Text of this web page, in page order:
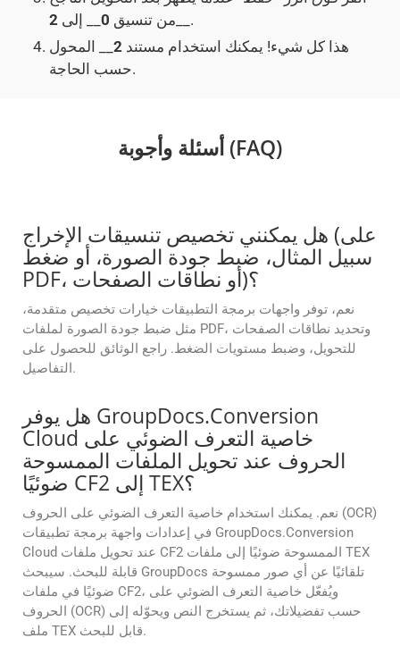
من تنسيق 0 __ إلى 2
__.
هذا كل شيء! يمكنك استخدام مستند 2 __ المحول
حسب الحاجة.
أسئلة وأجوبة (FAQ)
هل يمكنني تخصيص تنسيقات الإخراج (على
سبيل المثال، ضبط جودة الصورة، أو ضغط
PDF، أو نطاقات الصفحات)؟
نعم، توفر واجهات برمجة التطبيقات خيارات تخصيص متقدمة،
مثل ضبط جودة الصورة لملفات PDF، وتحديد نطاقات الصفحات
للتحويل، وضبط مستويات الضغط. راجع الوثائق للحصول على
التفاصيل.
هل يوفر GroupDocs.Conversion
Cloud خاصية التعرف الضوئي على
الحروف عند تحويل الملفات الممسوحة
ضوئيًا CF2 إلى TEX؟
نعم. يمكنك استخدام خاصية التعرف الضوئي على الحروف (OCR)
في إعدادات واجهة برمجة تطبيقات GroupDocs.Conversion
Cloud عند تحويل ملفات CF2 الممسوحة ضوئيًا إلى ملفات TEX
قابلة للبحث. سيبحث GroupDocs تلقائيًا عن أي صور ممسوحة
ضوئيًا في ملفات CF2، ويُفعّل خاصية التعرف الضوئي على
الحروف (OCR) حسب تفضيلاتك، ثم يستخرج النص ويحوّله إلى
ملف TEX قابل للبحث.